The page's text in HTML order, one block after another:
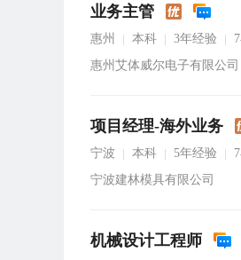
业务主管
惠州 本科 3年经验
惠州艾体威尔电子有限公司
项目经理-海外业务
宁波 本科 5年经验
宁波建林模具有限公司
机械设计工程师